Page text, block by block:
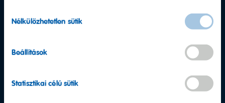
kiválasztása
Nélkülözhetetlen sütik
Beállítások
Statisztikai célú sütik